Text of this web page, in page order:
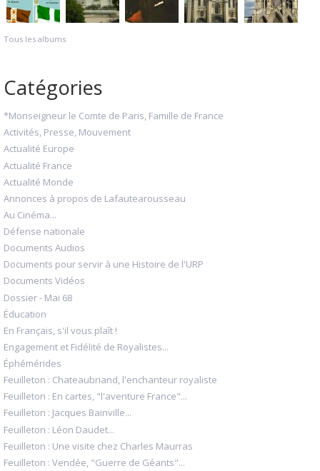
Tous les albums
Catégories
*Monseigneur le Comte de Paris, Famille de France
Activités, Presse, Mouvement
Actualité Europe
Actualité France
Actualité Monde
Annonces à propos de Lafautearousseau
Au Cinéma...
Défense nationale
Documents Audios
Documents pour servir à une Histoire de l'URP
Documents Vidéos
Dossier - Mai 68
Éducation
En Français, s'il vous plaît !
Engagement et Fidélité de Royalistes...
Éphémérides
Feuilleton : Chateaubriand, l'enchanteur royaliste
Feuilleton : En cartes, "l'aventure France"...
Feuilleton : Jacques Bainville...
Feuilleton : Léon Daudet...
Feuilleton : Une visite chez Charles Maurras
Feuilleton : Vendée, "Guerre de Géants"...